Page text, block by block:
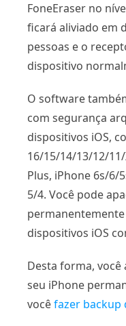
FoneEraser no
ficará aliviado em
pessoas e o
dispositivo
O software
com segurança
dispositivos iOS,
16/15/14/13/12/11/
Plus, iPhone 6s/6/
5/4. Você pode
dispositivos iOS
Desta forma,
seu iPhone
vocêfazer backup